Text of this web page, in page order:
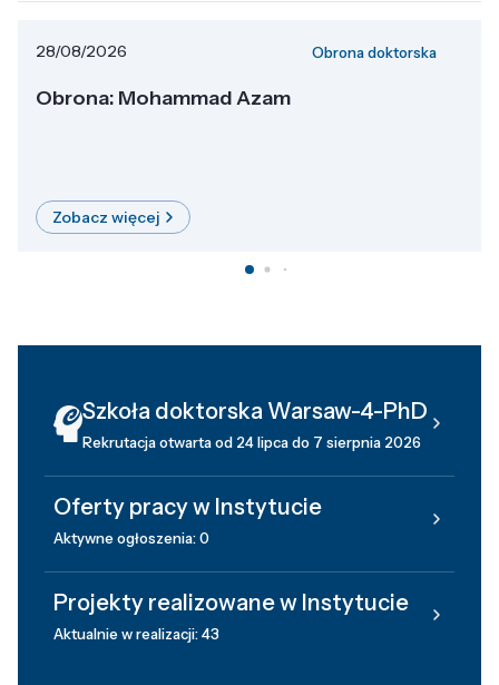
28/08/2026 Obrona doktorska
Obrona: Mohammad Azam
Zobacz więcej
Szkoła doktorska Warsaw-4-PhD
Rekrutacja otwarta od 24 lipca do 7 sierpnia 2026
Oferty pracy w Instytucie
Aktywne ogłoszenia: 0
Projekty realizowane w Instytucie
Aktualnie w realizacji: 43